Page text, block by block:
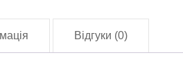
Відгуки (0)